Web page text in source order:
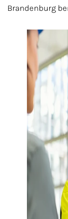
Brandenburg